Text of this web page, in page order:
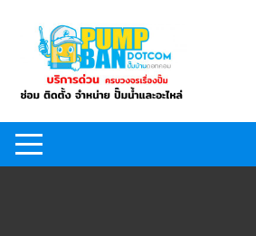
content